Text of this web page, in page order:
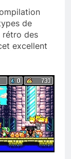
de
rétro des
excellent